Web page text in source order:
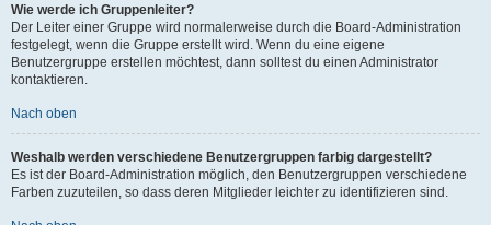
Wie werde ich Gruppenleiter?
Der Leiter einer Gruppe wird normalerweise durch die Board-Administration
festgelegt, wenn die Gruppe erstellt wird. Wenn du eine eigene
Benutzergruppe erstellen möchtest, dann solltest du einen Administrator
kontaktieren.
Nach oben
Weshalb werden verschiedene Benutzergruppen farbig dargestellt?
Es ist der Board-Administration möglich, den Benutzergruppen verschiedene
Farben zuzuteilen, so dass deren Mitglieder leichter zu identifizieren sind.